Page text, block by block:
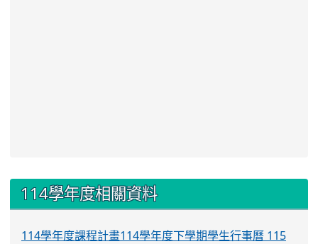
::: 114學年度相關資料
114學年度課程計畫114學年度下學期學生行事曆 115